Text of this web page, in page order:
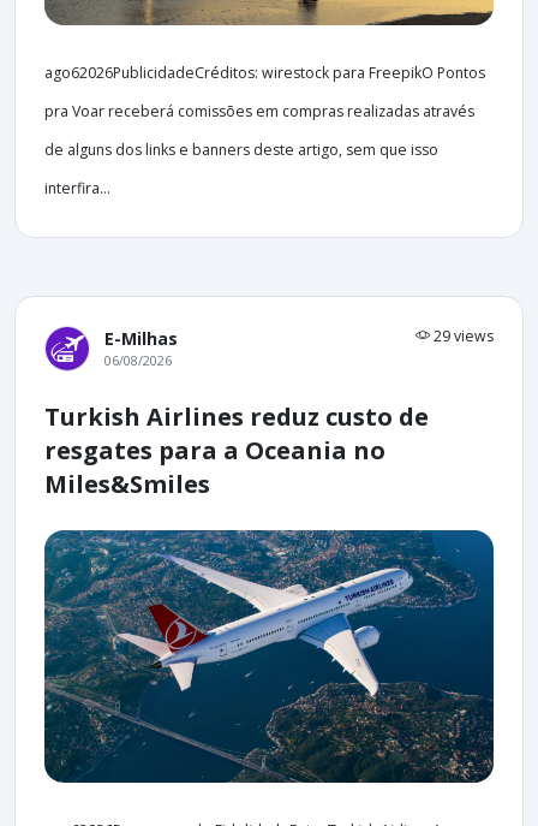
ago62026PublicidadeCréditos: wirestock para FreepikO Pontos
pra Voar receberá comissões em compras realizadas através
de alguns dos links e banners deste artigo, sem que isso
interfira...
E-Milhas 29 views
06/08/2026
Turkish Airlines reduz custo de
resgates para a Oceania no
Miles&Smiles